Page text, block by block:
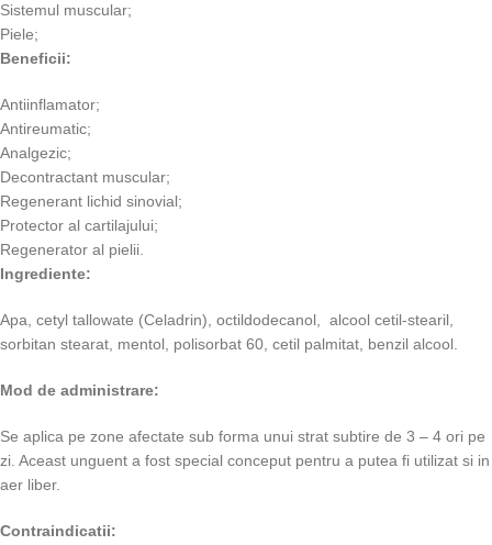
Sistemul muscular;
Piele;
Beneficii:
Antiinflamator;
Antireumatic;
Analgezic;
Decontractant muscular;
Regenerant lichid sinovial;
Protector al cartilajului;
Regenerator al pielii.
Ingrediente:
Apa, cetyl tallowate (Celadrin), octildodecanol, alcool cetil-stearil,
sorbitan stearat, mentol, polisorbat 60, cetil palmitat, benzil alcool.
Mod de administrare:
Se aplica pe zone afectate sub forma unui strat subtire de 3 – 4 ori pe
zi. Aceast unguent a fost special conceput pentru a putea fi utilizat si in
aer liber.
Contraindicatii: